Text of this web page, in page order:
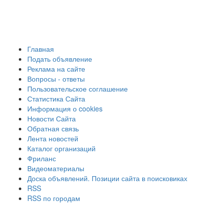
Главная
Подать объявление
Реклама на сайте
Вопросы - ответы
Пользовательское соглашение
Статистика Сайта
Информация о cookies
Новости Сайта
Обратная связь
Лента новостей
Каталог организаций
Фриланс
Видеоматериалы
Доска объявлений. Позиции сайта в поисковиках
RSS
RSS по городам